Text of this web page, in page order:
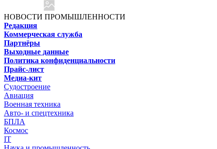
НОВОСТИ ПРОМЫШЛЕННОСТИ
Редакция
Коммерческая служба
Партнёры
Выходные данные
Политика конфиденциальности
Прайс-лист
Медиа-кит
Судостроение
Авиация
Военная техника
Авто- и спецтехника
БПЛА
Космос
IT